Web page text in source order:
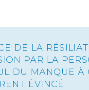
DE LA
PAR LA
DU MANQUE À
ÉVINCÉ